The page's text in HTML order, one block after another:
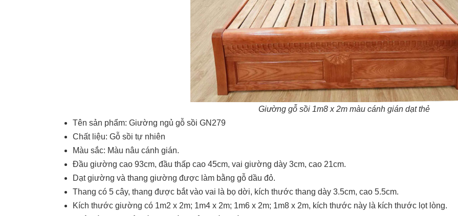
Giường gỗ sồi 1m8 x 2m màu cánh gián dạt thẻ
Tên sản phẩm: Giường ngủ gỗ sồi GN279
Chất liệu: Gỗ sồi tự nhiên
Màu sắc: Màu nâu cánh gián.
Đầu giường cao 93cm, đầu thấp cao 45cm, vai giường dày 3cm, cao 21cm.
Dạt giường và thang giường được làm bằng gỗ dầu đỏ.
Thang có 5 cây, thang được bắt vào vai là bọ dời, kích thước thang dày 3.5cm, cao 5.5cm.
Kích thước giường có 1m2 x 2m; 1m4 x 2m; 1m6 x 2m; 1m8 x 2m, kích thước này là kích thước lọt lòng.